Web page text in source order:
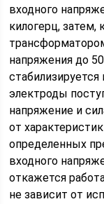
входного
килогерц,
напряжения до
электроды
напряжение и
от
определенных
входного
откажется
не зависит от